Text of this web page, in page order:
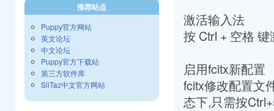
激活输入法
按 Ctrl + 空格
启用fcitx新配置
fcitx修改配置文
态下,只需按
推荐站点
Puppy官方网站
英文论坛
中文论坛
Puppy官方下载站
第三方软件库
SliTaz中文官方网站